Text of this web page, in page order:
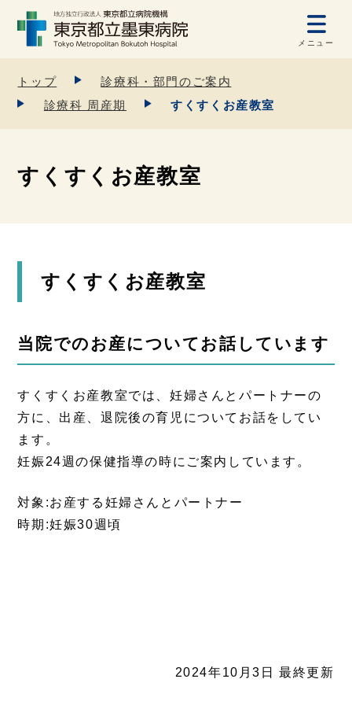
メニュー
トップ
診療科・部門のご案内
診療科 周産期
すくすくお産教室
すくすくお産教室
すくすくお産教室
当院でのお産についてお話しています
すくすくお産教室では、妊婦さんとパートナーの
方に、出産、退院後の育児についてお話をしてい
ます。
妊娠24週の保健指導の時にご案内しています。
対象:お産する妊婦さんとパートナー
時期:妊娠30週頃
2024年10月3日 最終更新